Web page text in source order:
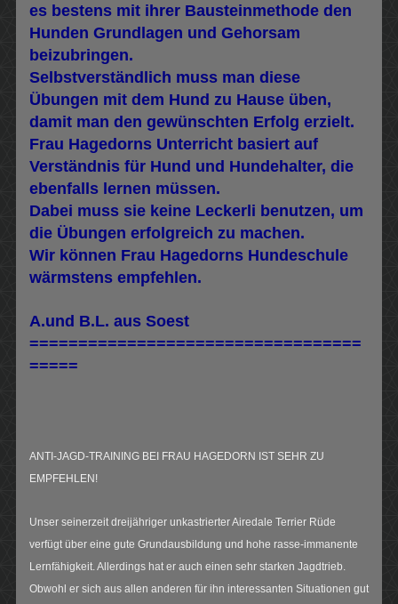
es bestens mit ihrer Bausteinmethode den
Hunden Grundlagen und Gehorsam
beizubringen.
Selbstverständlich muss man diese
Übungen mit dem Hund zu Hause üben,
damit man den gewünschten Erfolg erzielt.
Frau Hagedorns Unterricht basiert auf
Verständnis für Hund und Hundehalter, die
ebenfalls lernen müssen.
Dabei muss sie keine Leckerli benutzen, um
die Übungen erfolgreich zu machen.
Wir können Frau Hagedorns Hundeschule
wärmstens empfehlen.
A.und B.L. aus Soest
==================================
=====
ANTI-JAGD-TRAINING BEI FRAU HAGEDORN IST SEHR ZU
EMPFEHLEN!
Unser seinerzeit dreijähriger unkastrierter Airedale Terrier Rüde
verfügt über eine gute Grundausbildung und hohe rasse-immanente
Lernfähigkeit. Allerdings hat er auch einen sehr starken Jagdtrieb.
Obwohl er sich aus allen anderen für ihn interessanten Situationen gut